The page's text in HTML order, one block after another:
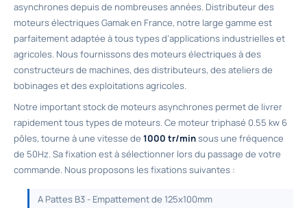
asynchrones depuis de nombreuses années. Distributeur des
moteurs électriques Gamak en France, notre large gamme est
parfaitement adaptée à tous types d’applications industrielles et
agricoles. Nous fournissons des moteurs électriques à des
constructeurs de machines, des distributeurs, des ateliers de
bobinages et des exploitations agricoles.
Notre important stock de moteurs asynchrones permet de livrer
rapidement tous types de moteurs. Ce moteur triphasé 0.55 kw 6
pôles, tourne à une vitesse de 1000 tr/minsous une fréquence
de 50Hz. Sa fixation est à sélectionner lors du passage de votre
commande. Nous proposons les fixations suivantes :
A Pattes B3 - Empattement de 125x100mm